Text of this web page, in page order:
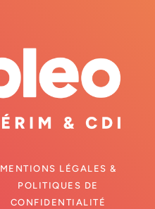
MENTIONS LÉGALES &
POLITIQUES DE
CONFIDENTIALITÉ